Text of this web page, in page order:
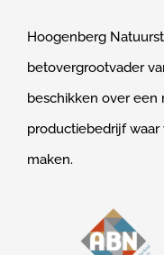
Hoogenberg
betovergrootvader
beschikken over
productiebedrijf
maken.